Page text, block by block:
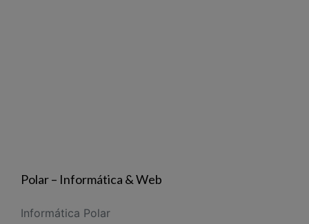
Polar – Informática & Web
Informática Polar